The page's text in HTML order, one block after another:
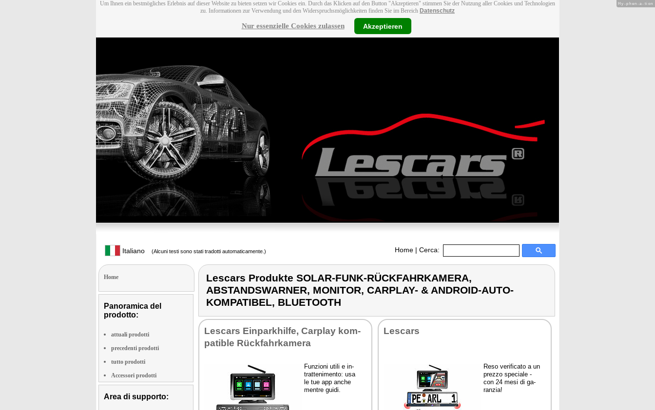
Um Ihnen ein bestmögliches Erlebnis auf dieser Website zu bieten setzen wir Cookies ein. Durch das Klicken auf den Button "Akzeptieren" stimmen Sie der Nutzung aller Cookies und Technologien
zu. Informationen zur Verwendung und den Widerspruchsmöglichkeiten finden Sie im Bereich Datenschutz
Nur essenzielle Cookies zulassen Akzeptieren
Italiano (Alcuni testi sono stati tradotti automaticamente.) Home | Cerca:
Home
Panoramica del
prodotto:
attuali prodotti
precedenti prodotti
tutto prodotti
Accessori prodotti
Area di supporto:
Lescars Produkte SOLAR-FUNK-RÜCKFAHRKAMERA,
ABSTANDSWARNER, MONITOR, CARPLAY- & ANDROID-AUTO-
KOMPATIBEL, BLUETOOTH
Le­scars Ein­par­khil­fe, Car­play kom­
pa­ti­ble Rück­fahr­ka­me­ra
Fun­zio­ni uti­li e in­
trat­te­ni­men­to: usa
le tue app an­che
men­tre gui­di.
Le­scars
Re­so ve­ri­fi­ca­to a un
prez­zo spe­cia­le -
con 24 me­si di ga­
ran­zia!
Hy-phen-a-tion